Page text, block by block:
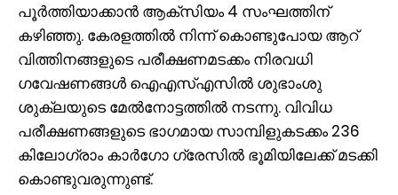
പൂർത്തിയാക്കാൻ ആക്സിയം 4 സംഘത്തിന്
കഴിഞ്ഞു. കേരളത്തില്‍ നിന്ന് കൊണ്ടുപോയ ആറ്
വിത്തിനങ്ങളുടെ പരീക്ഷണമടക്കം നിരവധി
ഗവേഷണങ്ങള്‍ ഐഎസ്എസില്‍ ശുഭാംശു
ശുക്ലയുടെ മേല്‍നോട്ടത്തില്‍ നടന്നു. വിവിധ
പരീക്ഷണങ്ങളുടെ ഭാഗമായ സാമ്പിളുകടക്കം 236
കിലോഗ്രാം കാർഗോ ഗ്രേസിൽ ഭൂമിയിലേക്ക് മടക്കി
കൊണ്ടുവരുന്നുണ്ട്.